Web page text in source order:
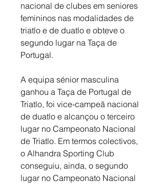
nacional de clubes em seniores
femininos nas modalidades de
triatlo e de duatlo e obteve o
segundo lugar na Taça de
Portugal.
A equipa sénior masculina
ganhou a Taça de Portugal de
Triatlo, foi vice-campeã nacional
de duatlo e alcançou o terceiro
lugar no Campeonato Nacional
de Triatlo. Em termos colectivos,
o Alhandra Sporting Club
conseguiu, ainda, o segundo
lugar no Campeonato Nacional